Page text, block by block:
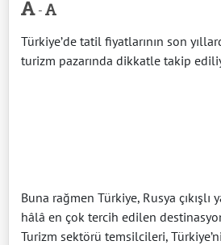
-
Türkiye’de tatil fiyatlarının son
turizm pazarında dikkatle takip
Buna rağmen Türkiye, Rusya çıkışlı
hâlâ en çok tercih edilen
Turizm sektörü temsilcileri,